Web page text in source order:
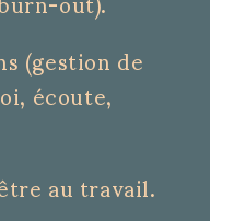
(gestion de
écoute,
au travail.